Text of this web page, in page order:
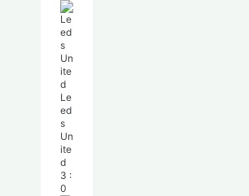
Le
ed
s
Un
ite
d
3 :
0